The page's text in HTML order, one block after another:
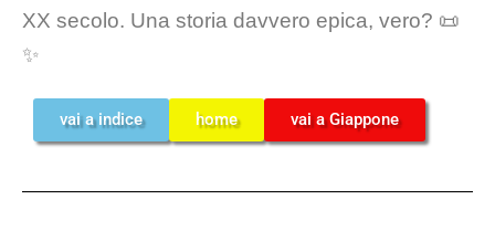
XX secolo. Una storia davvero epica, vero? 📜
✨
vai a indice home vai a Giappone